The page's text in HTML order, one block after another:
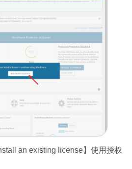
an existing license】使用授权